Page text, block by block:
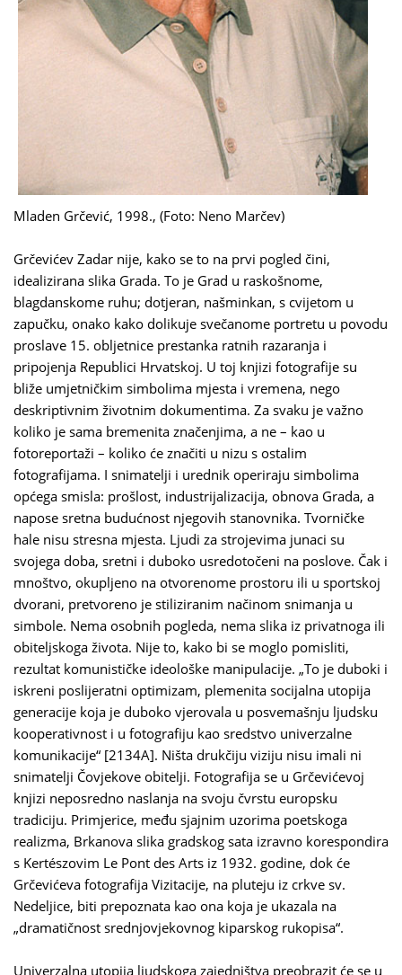
Mladen Grčević, 1998., (Foto: Neno Marčev)
Grčevićev Zadar nije, kako se to na prvi pogled čini,
idealizirana slika Grada. To je Grad u raskošnome,
blagdanskome ruhu; dotjeran, našminkan, s cvijetom u
zapučku, onako kako dolikuje svečanome portretu u povodu
proslave 15. obljetnice prestanka ratnih razaranja i
pripojenja Republici Hrvatskoj. U toj knjizi fotografije su
bliže umjetničkim simbolima mjesta i vremena, nego
deskriptivnim životnim dokumentima. Za svaku je važno
koliko je sama bremenita značenjima, a ne – kao u
fotoreportaži – koliko će značiti u nizu s ostalim
fotografijama. I snimatelji i urednik operiraju simbolima
općega smisla: prošlost, industrijalizacija, obnova Grada, a
napose sretna budućnost njegovih stanovnika. Tvorničke
hale nisu stresna mjesta. Ljudi za strojevima junaci su
svojega doba, sretni i duboko usredotočeni na poslove. Čak i
mnoštvo, okupljeno na otvorenome prostoru ili u sportskoj
dvorani, pretvoreno je stiliziranim načinom snimanja u
simbole. Nema osobnih pogleda, nema slika iz privatnoga ili
obiteljskoga života. Nije to, kako bi se moglo pomisliti,
rezultat komunističke ideološke manipulacije. „To je duboki i
iskreni poslijeratni optimizam, plemenita socijalna utopija
generacije koja je duboko vjerovala u posvemašnju ljudsku
kooperativnost i u fotografiju kao sredstvo univerzalne
komunikacije“ [2134A]. Ništa drukčiju viziju nisu imali ni
snimatelji Čovjekove obitelji. Fotografija se u Grčevićevoj
knjizi neposredno naslanja na svoju čvrstu europsku
tradiciju. Primjerice, među sjajnim uzorima poetskoga
realizma, Brkanova slika gradskog sata izravno korespondira
s Kertészovim Le Pont des Arts iz 1932. godine, dok će
Grčevićeva fotografija Vizitacije, na pluteju iz crkve sv.
Nedeljice, biti prepoznata kao ona koja je ukazala na
„dramatičnost srednjovjekovnog kiparskog rukopisa“.
Univerzalna utopija ljudskoga zajedništva preobrazit će se u